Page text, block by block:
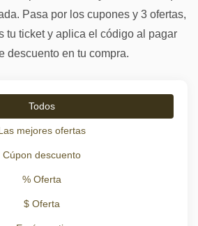
Pasa por los cupones y 3 ofertas,
tu ticket y aplica el código al pagar
descuento en tu compra.
Todos
mejores ofertas
Cúpon descuento
% Oferta
$ Oferta